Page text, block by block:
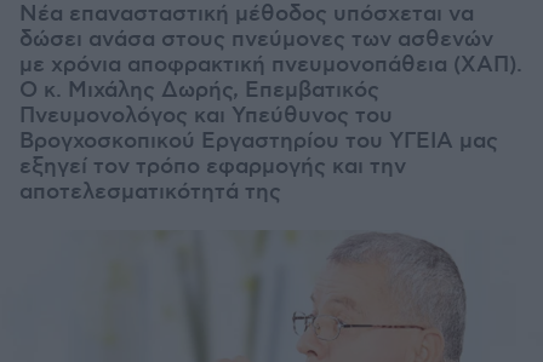
Νέα επανασταστική μέθοδος υπόσχεται να
δώσει ανάσα στους πνεύμονες των ασθενών
με χρόνια αποφρακτική πνευμονοπάθεια (ΧΑΠ).
Ο κ. Μιχάλης Δωρής, Επεμβατικός
Πνευμονολόγος και Υπεύθυνος του
Βρογχοσκοπικού Εργαστηρίου του ΥΓΕΙΑ μας
εξηγεί τον τρόπο εφαρμογής και την
αποτελεσματικότητά της